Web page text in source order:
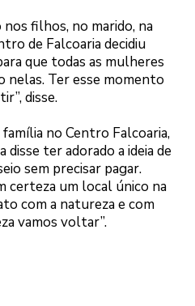
filhos, no marido, na
de Falcoaria decidiu
que todas as mulheres
nelas. Ter esse momento
disse.
no Centro Falcoaria,
disse ter adorado a ideia de
sem precisar pagar.
certeza um local único na
com a natureza e com
vamos voltar”.